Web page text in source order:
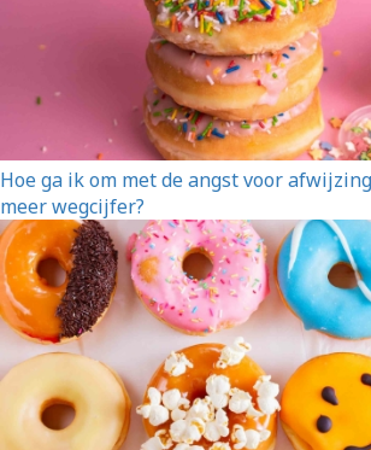
Hoe ga ik om met de angst voor
meer wegcijfer?